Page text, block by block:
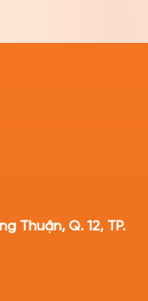
Thuận, Q. 12, TP.